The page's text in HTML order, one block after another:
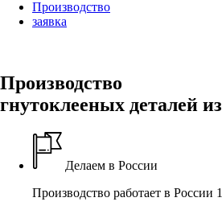
Производство
заявка
Производство
гнутоклееных деталей
Делаем в России
Производство работает в России